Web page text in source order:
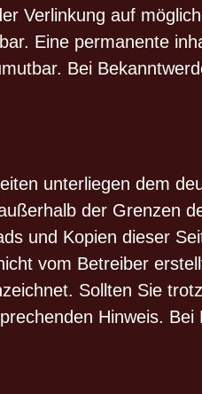
Verlinkung auf
Eine permanente
Bei
unterliegen dem
der Grenzen
und Kopien dieser
vom Betreiber
Sollten Sie
Hinweis. Bei